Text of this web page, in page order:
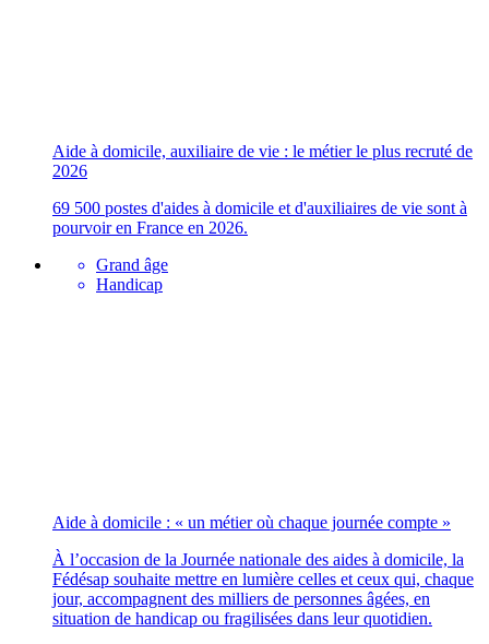
Aide à domicile, auxiliaire de vie : le métier le plus recruté de
2026
69 500 postes d'aides à domicile et d'auxiliaires de vie sont à
pourvoir en France en 2026.
Grand âge
Handicap
Aide à domicile : « un métier où chaque journée compte »
À l’occasion de la Journée nationale des aides à domicile, la
Fédésap souhaite mettre en lumière celles et ceux qui, chaque
jour, accompagnent des milliers de personnes âgées, en
situation de handicap ou fragilisées dans leur quotidien.